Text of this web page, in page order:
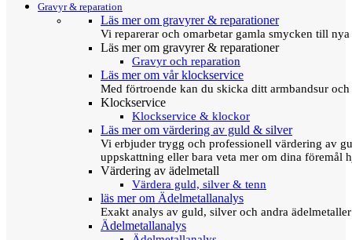
Gravyr & reparation
Läs mer om gravyrer & reparationer
Vi reparerar och omarbetar gamla smycken till
Läs mer om gravyrer & reparationer
Gravyr och reparation
Läs mer om vår klockservice
Med förtroende kan du skicka ditt armbandsur
Klockservice
Klockservice & klockor
Läs mer om värdering av guld & silver
Vi erbjuder trygg och professionell värdering av
uppskattning eller bara veta mer om dina föremål
Värdering av ädelmetall
Värdera guld, silver & tenn
läs mer om Ädelmetallanalys
Exakt analys av guld, silver och andra
Ädelmetallanalys